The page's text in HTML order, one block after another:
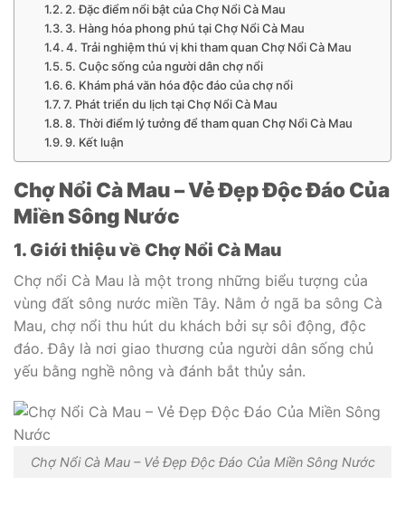
2. Đặc điểm nổi bật của Chợ Nổi Cà Mau
3. Hàng hóa phong phú tại Chợ Nổi Cà Mau
4. Trải nghiệm thú vị khi tham quan Chợ Nổi Cà Mau
5. Cuộc sống của người dân chợ nổi
6. Khám phá văn hóa độc đáo của chợ nổi
7. Phát triển du lịch tại Chợ Nổi Cà Mau
8. Thời điểm lý tưởng để tham quan Chợ Nổi Cà Mau
9. Kết luận
Chợ Nổi Cà Mau – Vẻ Đẹp Độc Đáo Của
Miền Sông Nước
1. Giới thiệu về Chợ Nổi Cà Mau
Chợ nổi Cà Mau là một trong những biểu tượng của
vùng đất sông nước miền Tây. Nằm ở ngã ba sông Cà
Mau, chợ nổi thu hút du khách bởi sự sôi động, độc
đáo. Đây là nơi giao thương của người dân sống chủ
yếu bằng nghề nông và đánh bắt thủy sản.
Chợ Nổi Cà Mau – Vẻ Đẹp Độc Đáo Của Miền Sông Nước